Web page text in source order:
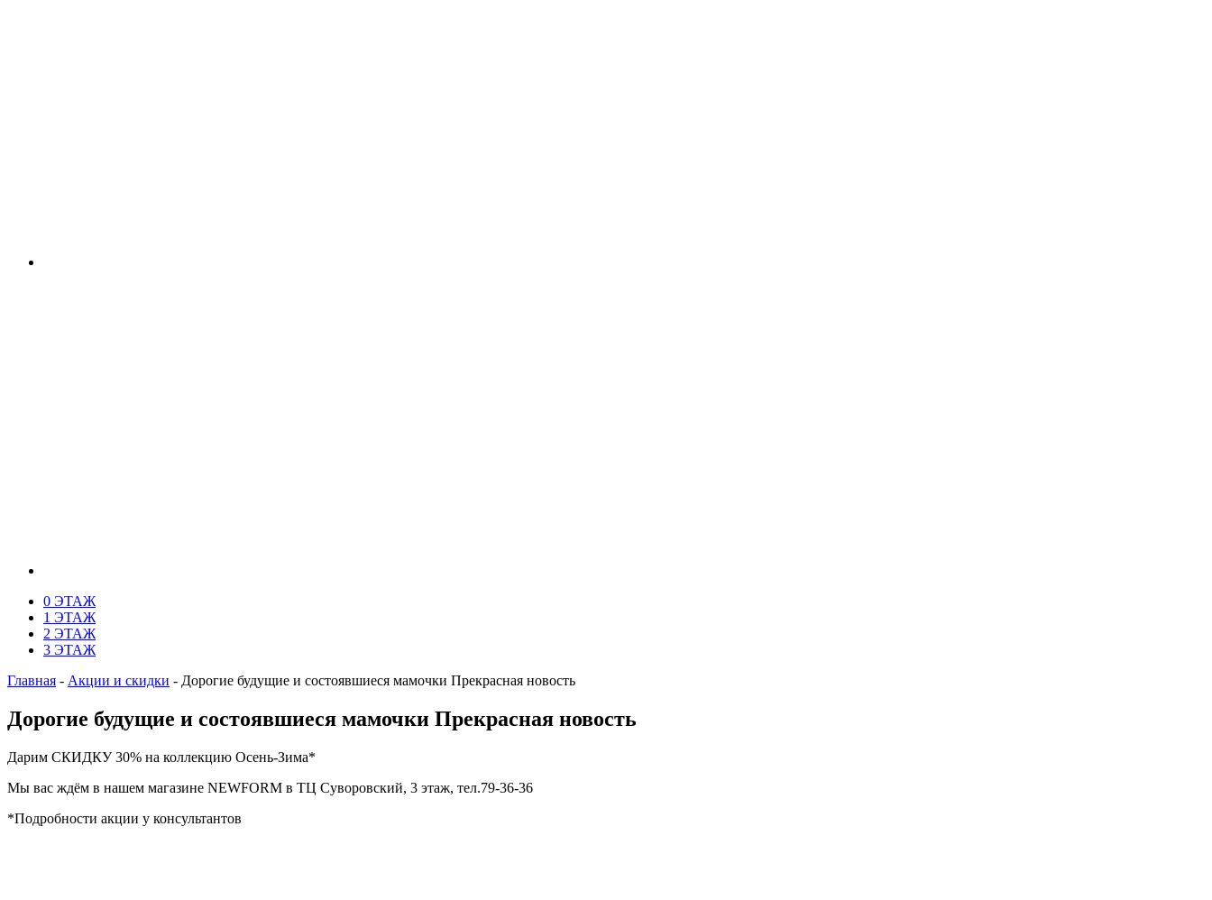
0 ЭТАЖ
1 ЭТАЖ
2 ЭТАЖ
3 ЭТАЖ
Главная - Акции и скидки - Дорогие будущие и состоявшиеся мамочки Прекрасная новость
Дорогие будущие и состоявшиеся мамочки Прекрасная новость
Дарим СКИДКУ 30% на коллекцию Осень-Зима*
Мы вас ждём в нашем магазине NEWFORM в ТЦ Суворовский, 3 этаж, тел.79-36-36
*Подробности акции у консультантов